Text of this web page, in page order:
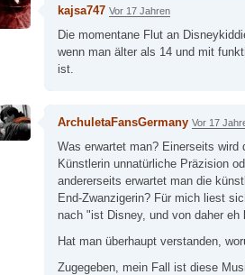
kajsa747 Vor 17 Jahren
Die momentane Flut an
wenn man älter als 14 und mit
ist.
ArchuletaFansGermany Vor 17
Was erwartet man? Einerseits wird
Künstlerin unnatürliche Präzision
andererseits erwartet man die
End-Zwanzigerin? Für mich liest
nach "ist Disney, und von daher eh
Hat man überhaupt verstanden,
Zugegeben, mein Fall ist diese